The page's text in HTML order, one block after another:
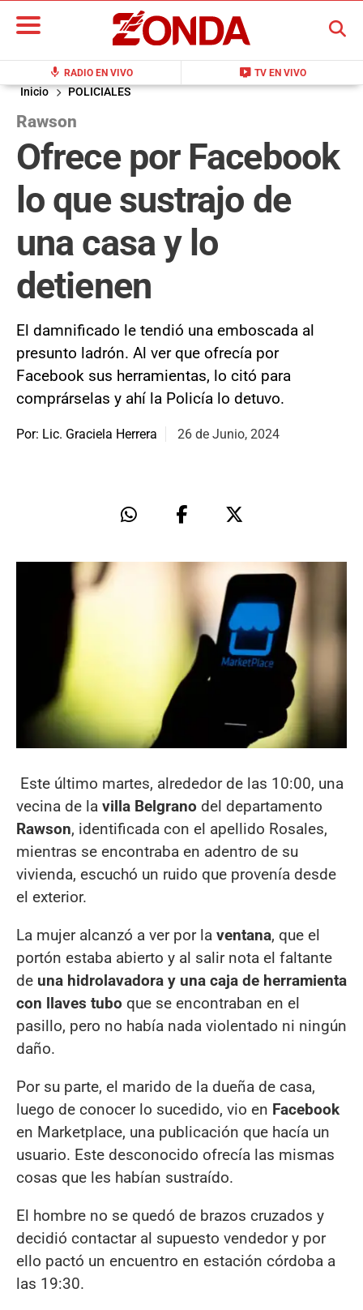
mic RADIO EN VIVO live_tv TV EN VIVO
BUSCAR
Inicio POLICIALES
Rawson
Ofrece por Facebook
lo que sustrajo de
una casa y lo
detienen
El damnificado le tendió una emboscada al
presunto ladrón. Al ver que ofrecía por
Facebook sus herramientas, lo citó para
comprárselas y ahí la Policía lo detuvo.
Por: Lic. Graciela Herrera 26 de Junio, 2024
Este último martes, alrededor de las 10:00, una
vecina de la villa Belgrano del departamento
Rawson, identificada con el apellido Rosales,
mientras se encontraba en adentro de su
vivienda, escuchó un ruido que provenía desde
el exterior.
La mujer alcanzó a ver por la ventana, que el
portón estaba abierto y al salir nota el faltante
de una hidrolavadora y una caja de herramienta
con llaves tubo que se encontraban en el
pasillo, pero no había nada violentado ni ningún
daño.
Por su parte, el marido de la dueña de casa,
luego de conocer lo sucedido, vio en Facebook
en Marketplace, una publicación que hacía un
usuario. Este desconocido ofrecía las mismas
cosas que les habían sustraído.
El hombre no se quedó de brazos cruzados y
decidió contactar al supuesto vendedor y por
ello pactó un encuentro en estación córdoba a
las 19:30.